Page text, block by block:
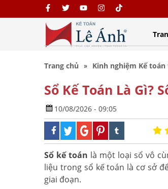
Trang chủ Kinh nghiệm Kế
Sổ Kế Toán Là Gì?
10/08/2026 - 09:05
Sổ kế toán là một loại sổ vô
liệu trong sổ kế toán là cơ sở
giai đoạn.